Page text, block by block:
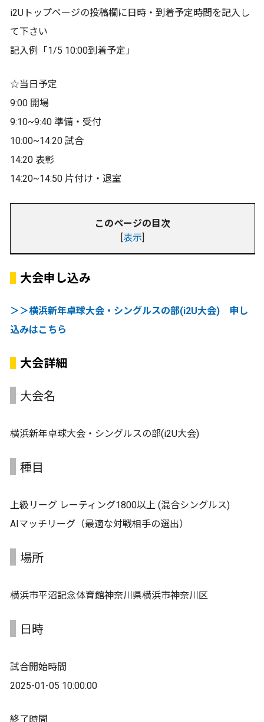
i2Uトップページの投稿欄に日時・到着予定時間を記入し
て下さい
記入例「1/5 10:00到着予定」
☆当日予定
9:00 開場
9:10~9:40 準備・受付
10:00~14:20 試合
14:20 表彰
14:20~14:50 片付け・退室
このページの目次
[表示]
大会申し込み
＞＞横浜新年卓球大会・シングルスの部(i2U大会) 申し
込みはこちら
大会詳細
大会名
横浜新年卓球大会・シングルスの部(i2U大会)
種目
上級リーグ レーティング1800以上 (混合シングルス)
AIマッチリーグ（最適な対戦相手の選出）
場所
横浜市平沼記念体育館神奈川県横浜市神奈川区
日時
試合開始時間
2025-01-05 10:00:00
終了時間